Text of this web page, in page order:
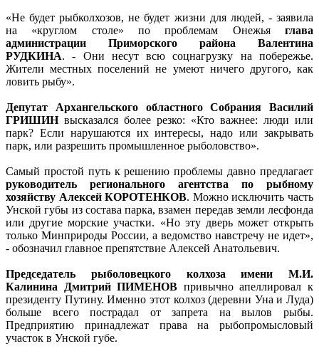
«Не будет рыбколхозов, не будет жизни для людей, - заявила
на «круглом столе» по проблемам Онежья глава
администрации Приморского района Валентина
РУДКИНА. - Они несут всю соцнагрузку на побережье.
Жители местных поселений не умеют ничего другого, как
ловить рыбу».
Депутат Архангельского областного Собрания Василий
ГРИШИНвысказался более резко: «Кто важнее: люди или
парк? Если нарушаются их интересы, надо или закрывать
парк, или разрешить промышленное рыболовство».
Самый простой путь к решению проблемы давно предлагает
руководитель регионального агентства по рыбному
хозяйству Алексей КОРОТЕНКОВ. Можно исключить часть
Унской губы из состава парка, взамен передав земли лесфонда
или другие морские участки. «Но эту дверь может открыть
только Минприроды России, а ведомство навстречу не идет»,
- обозначил главное препятствие Алексей Анатольевич.
Председатель рыболовецкого колхоза имени М.И.
Калинина Дмитрий ПИМЕНОВ привычно апеллировал к
президенту Путину. Именно этот колхоз (деревни Уна и Луда)
больше всего пострадал от запрета на вылов рыбы.
Предприятию принадлежат права на рыбопромысловый
участок в Унской губе.